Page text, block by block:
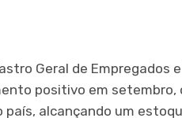
Geral de Empregados
positivo em setembro,
alcançando um